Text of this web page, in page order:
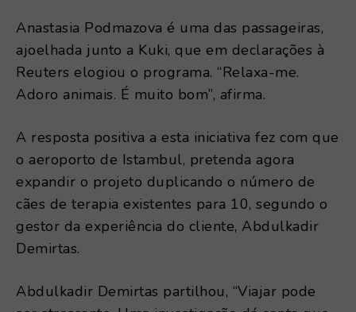
Anastasia Podmazova é uma das passageiras,
ajoelhada junto a Kuki, que em declarações à
Reuters elogiou o programa. “Relaxa-me.
Adoro animais. É muito bom”, afirma.
A resposta positiva a esta iniciativa fez com que
o aeroporto de Istambul, pretenda agora
expandir o projeto duplicando o número de
cães de terapia existentes para 10, segundo o
gestor da experiência do cliente, Abdulkadir
Demirtas.
Abdulkadir Demirtas partilhou, “Viajar pode